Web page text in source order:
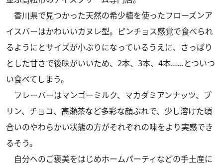
香川県で見つかった天然の希少糖を使ったフローズンア
イスバーはかわいいカヌレ型。ピンチョス感覚で食べられ
るようにとサイズが小ぶりになっているうえに、さっぱり
とした甘さで後味がいいため、2本、3本、4本……とついつ
い食べてしまう。
フレーバーはマンゴーミルク、マカダミアンナッツ、プ
リン、チョコ、高瀬茶など多彩な顔ぶれで、少し溶けた頃
合いのやわらかい状態の方がそれぞれの味をより実感でき
るそう。
自分へのご褒美をはじめホームパーティなどの手土産に